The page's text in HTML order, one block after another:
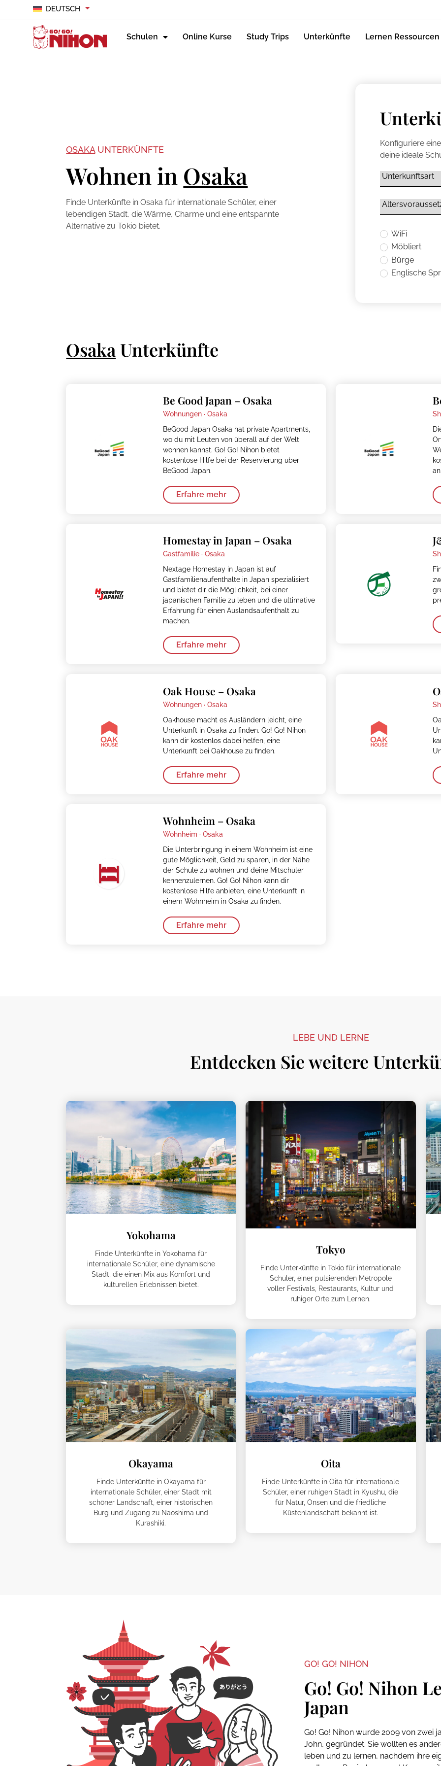
DEUTSCH
Schulen Online Kurse Study Trips Unterkünfte Lernen Ressourcen
OSAKAUNTERKÜNFTE
Wohnen in Osaka
Finde Unterkünfte in Osaka für internationale Schüler, einer
lebendigen Stadt, die Wärme, Charme und eine entspannte
Alternative zu Tokio bietet.
Konfiguriere
deine ideale
WiFi
Möbliert
Bürge
Englische
OsakaUnterkünfte
Be Good Japan – Osaka
Wohnungen · Osaka
BeGood Japan Osaka hat private Apartments,
wo du mit Leuten von überall auf der Welt
wohnen kannst. Go! Go! Nihon bietet
kostenlose Hilfe bei der Reservierung über
BeGood Japan.
Erfahre mehr
Homestay in Japan – Osaka
Gastfamilie · Osaka
Nextage Homestay in Japan ist auf
Gastfamilienaufenthalte in Japan spezialisiert
und bietet dir die Möglichkeit, bei einer
japanischen Familie zu leben und die ultimative
Erfahrung für einen Auslandsaufenthalt zu
machen.
Erfahre mehr
Oak House – Osaka
Wohnungen · Osaka
Oakhouse macht es Ausländern leicht, eine
Unterkunft in Osaka zu finden. Go! Go! Nihon
kann dir kostenlos dabei helfen, eine
Unterkunft bei Oakhouse zu finden.
Erfahre mehr
Wohnheim – Osaka
Wohnheim · Osaka
Die Unterbringung in einem Wohnheim ist eine
gute Möglichkeit, Geld zu sparen, in der Nähe
der Schule zu wohnen und deine Mitschüler
kennenzulernen. Go! Go! Nihon kann dir
kostenlose Hilfe anbieten, eine Unterkunft in
einem Wohnheim in Osaka zu finden.
Erfahre mehr
LEBE UND LERNE
Entdecken Sie weitere
Yokohama
Finde Unterkünfte in Yokohama für
internationale Schüler, eine dynamische
Stadt, die einen Mix aus Komfort und
kulturellen Erlebnissen bietet.
Tokyo
Finde Unterkünfte in Tokio für internationale
Schüler, einer pulsierenden Metropole
voller Festivals, Restaurants, Kultur und
ruhiger Orte zum Lernen.
Okayama
Finde Unterkünfte in Okayama für
internationale Schüler, einer Stadt mit
schöner Landschaft, einer historischen
Burg und Zugang zu Naoshima und
Kurashiki.
Oita
Finde Unterkünfte in Oita für internationale
Schüler, einer ruhigen Stadt in Kyushu, die
für Natur, Onsen und die friedliche
Küstenlandschaft bekannt ist.
GO! GO! NIHON
Go! Go! Nihon
Japan
Go! Go! Nihon wurde 2009 von zwei
John, gegründet. Sie wollten es
leben und zu lernen, nachdem ihre